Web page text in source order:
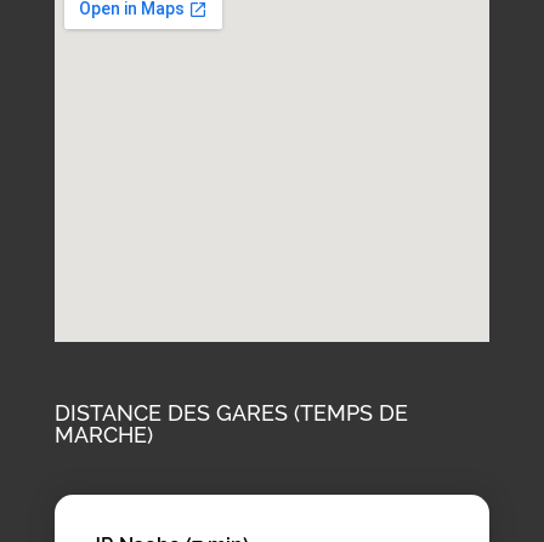
DISTANCE DES GARES (TEMPS DE
MARCHE)